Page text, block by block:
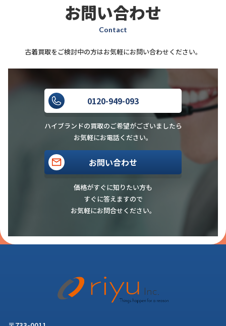
お問い合わせ
Contact
古着買取をご検討中の方はお気軽にお問い合わせください。
0120-949-093
ハイブランドの買取のご希望がございましたら
お気軽にお電話ください。
お問い合わせ
価格がすぐに知りたい方も
すぐに答えますので
お気軽にお問合せください。